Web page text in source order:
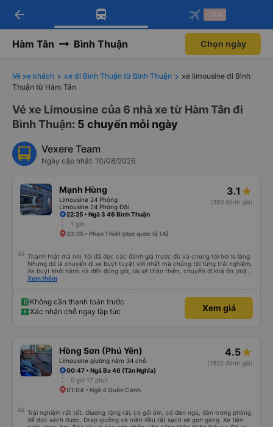
Tải app Vexere ngay!
Nhận ưu đãi thành viên độc
Mở app
Tải app Vexere
-30k/ghế khi đặt vé máy bay qua
Mở app
arrow_back -30k
Hàm Tân Bình Thuận Chọn ngày
Vé xe khách xe đi Bình Thuận từ Bình Thuận
xe limousine đi Bình
Thuận từ Hàm Tân
Vé xe Limousine của 6 nhà xe từ Hàm Tân đi
Bình Thuận: 5 chuyến mỗi ngày
Vexere Team
Ngày cập nhật: 10/08/2026
Mạnh Hùng
Limousine 24 Phòng
Limousine 24 Phòng Đôi
3.1
(380 đánh giá)
22:25 • Ngã 3 46 Bình Thuận
1 giờ
23:25 • Phan Thiết (dọc quốc lộ 1A)
Thành thật mà nói, tôi đã đọc các đánh giá trước đó và chúng tôi hơi lo lắng.
Nhưng đó là chuyến đi xe buýt tuyệt vời nhất mà chúng tôi từng trải nghiệm.
Xe buýt khởi hành và đến đúng giờ, tài xế thân thiện, chuyến đi khá ổn (mặc
dù vẫn hơi xóc, nhưng đó là đặc trưng của Việt Nam ^^), và chỗ ngồi thoải
Xem thêm
Không cần thanh toán trước
Xác nhận chỗ ngay lập tức
Xem giá
Hồng Sơn (Phú Yên)
Limousine giường nằm 34 chỗ
4.5
(1802 đánh giá)
00:47 • Ngã Ba 46 (Tân Nghĩa)
0 giờ 17 phút
01:04 • Ngã 4 Quân Cảnh
Trải nghiệm rất tốt. Giường rộng rãi, có gối ôm, có đèn ngủ, đèn trong phòng
để đọc sách được. Drap giường và mền đều rất sạch sẽ gọn gàng. Xe tiện